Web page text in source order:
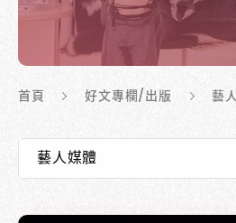
首頁 好文專欄/出版 藝